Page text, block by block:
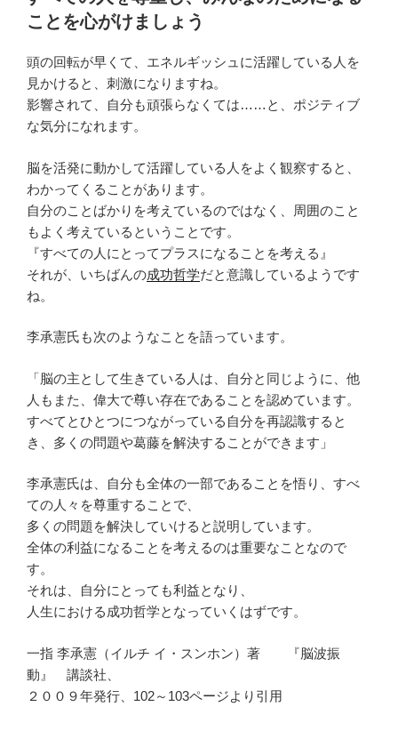
日:
ことを心がけましょう
頭の回転が早くて、エネルギッシュに活躍している人を
見かけると、刺激になりますね。
影響されて、自分も頑張らなくては……と、ポジティブ
な気分になれます。
脳を活発に動かして活躍している人をよく観察すると、
わかってくることがあります。
自分のことばかりを考えているのではなく、周囲のこと
もよく考えているということです。
『すべての人にとってプラスになることを考える』
それが、いちばんの成功哲学だと意識しているようです
ね。
李承憲氏も次のようなことを語っています。
「脳の主として生きている人は、自分と同じように、他
人もまた、偉大で尊い存在であることを認めています。
すべてとひとつにつながっている自分を再認識すると
き、多くの問題や葛藤を解決することができます」
李承憲氏は、自分も全体の一部であることを悟り、すべ
ての人々を尊重することで、
多くの問題を解決していけると説明しています。
全体の利益になることを考えるのは重要なことなので
す。
それは、自分にとっても利益となり、
人生における成功哲学となっていくはずです。
一指 李承憲（イルチ イ・スンホン）著 『脳波振
動』 講談社、
２００９年発行、102～103ページより引用